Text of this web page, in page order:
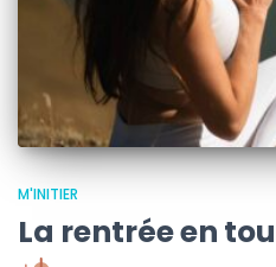
M'INITIER
La rentrée en